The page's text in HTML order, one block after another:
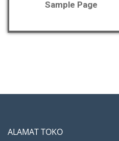
Sample Page
ALAMAT TOKO